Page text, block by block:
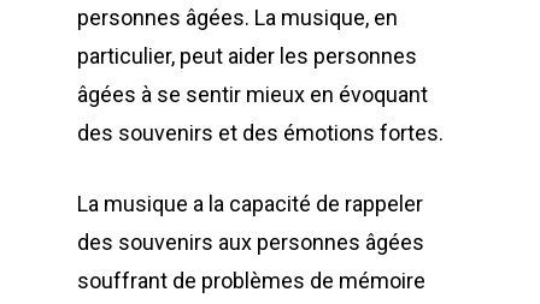
personnes âgées. La musique, en
particulier, peut aider les personnes
âgées à se sentir mieux en évoquant
des souvenirs et des émotions fortes.
La musique a la capacité de rappeler
des souvenirs aux personnes âgées
souffrant de problèmes de mémoire